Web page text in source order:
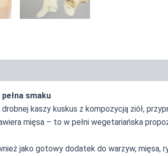
smaku
kaszy kuskus z kompozycją ziół,
mięsa – to w pełni wegetariańska
jako gotowy dodatek do warzyw, mięsa,